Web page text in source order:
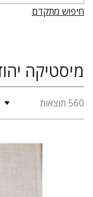
חיפוש מתקדם
560 תוצאות